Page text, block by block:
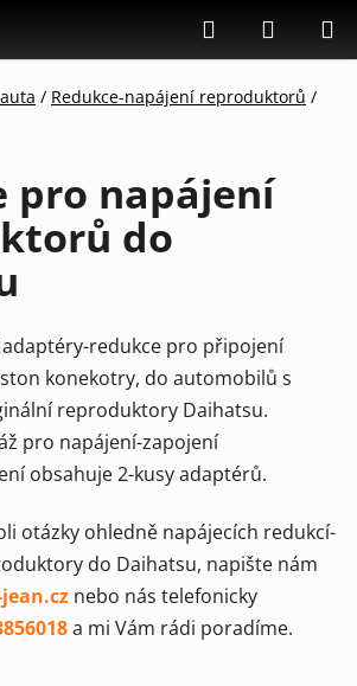
Hledat
KOŠÍK
/ Redukce-napájení reproduktorů /
pro napájení
do
redukce pro připojení
konekotry, do automobilů s
reproduktory Daihatsu.
pro napájení-zapojení
obsahuje 2-kusy adaptérů.
otázky ohledně napájecích redukcí-
do Daihatsu, napište nám
nebo nás telefonicky
a mi Vám rádi poradíme.